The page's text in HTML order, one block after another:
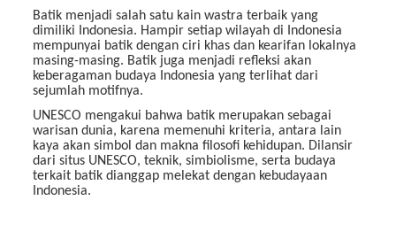
Batik menjadi salah satu kain wastra terbaik yang
dimiliki Indonesia. Hampir setiap wilayah di Indonesia
mempunyai batik dengan ciri khas dan kearifan lokalnya
masing-masing. Batik juga menjadi refleksi akan
keberagaman budaya Indonesia yang terlihat dari
sejumlah motifnya.
UNESCO mengakui bahwa batik merupakan sebagai
warisan dunia, karena memenuhi kriteria, antara lain
kaya akan simbol dan makna filosofi kehidupan. Dilansir
dari situs UNESCO, teknik, simbiolisme, serta budaya
terkait batik dianggap melekat dengan kebudayaan
Indonesia.